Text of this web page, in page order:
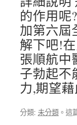
的作用呢
加第六屆
解下吧!
張順航中
子勃起不
力,期望
分類: 未分類 。這